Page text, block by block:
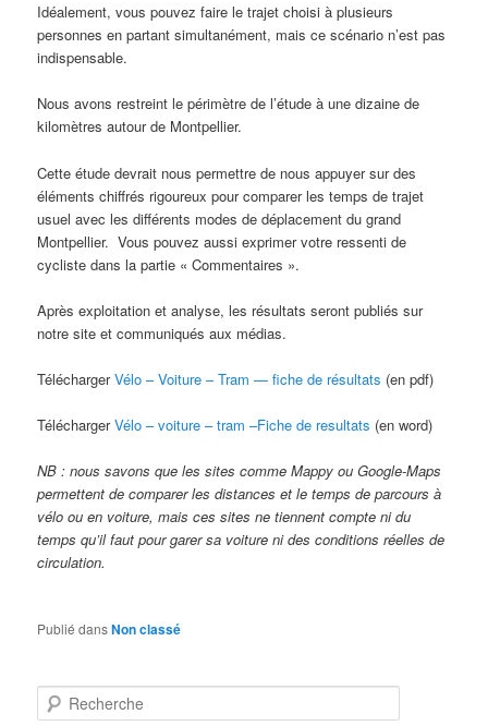
Idéalement, vous pouvez faire le trajet choisi à plusieurs
personnes en partant simultanément, mais ce scénario n’est pas
indispensable.
Nous avons restreint le périmètre de l’étude à une dizaine de
kilomètres autour de Montpellier.
Cette étude devrait nous permettre de nous appuyer sur des
éléments chiffrés rigoureux pour comparer les temps de trajet
usuel avec les différents modes de déplacement du grand
Montpellier. Vous pouvez aussi exprimer votre ressenti de
cycliste dans la partie « Commentaires ».
Après exploitation et analyse, les résultats seront publiés sur
notre site et communiqués aux médias.
TéléchargerVélo – Voiture – Tram — fiche de résultats (en pdf)
TéléchargerVélo – voiture – tram –Fiche de resultats (en word)
NB : nous savons que les sites comme Mappy ou Google-Maps
permettent de comparer les distances et le temps de parcours à
vélo ou en voiture, mais ces sites ne tiennent compte ni du
temps qu’il faut pour garer sa voiture ni des conditions réelles de
circulation.
Publié dansNon classé
e